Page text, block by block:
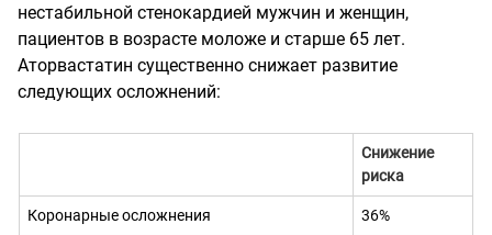
нестабильной стенокардией мужчин и женщин,
пациентов в возрасте моложе и старше 65 лет.
Аторвастатин существенно снижает развитие
следующих осложнений:
Снижение
риска
Коронарные осложнения 36%